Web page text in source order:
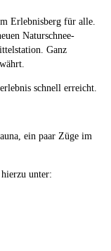
Erlebnisberg für alle.
Naturschnee-
Ganz
schnell erreicht.
ein paar Züge im
unter: